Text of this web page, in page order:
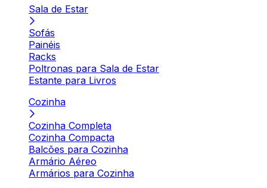
Sala de Estar
Sofás
Painéis
Racks
Poltronas para Sala de Estar
Estante para Livros
Cozinha
Cozinha Completa
Cozinha Compacta
Balcões para Cozinha
Armário Aéreo
Armários para Cozinha